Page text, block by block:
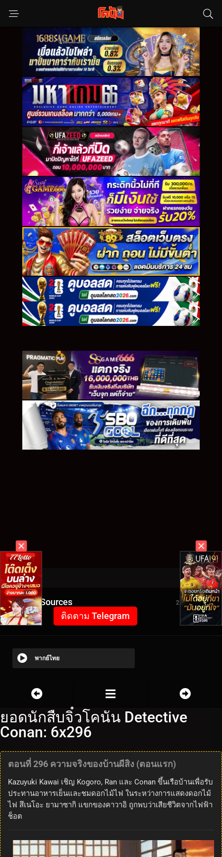
Video Sources 2272 Views
ติดตาม Telegram
พากย์ไทย
ยอดนักสืบจิ๋วโคนัน Detective
Conan: 6x296
ตอนที่ 296 ความจริงของบ้านผีสิง (ตอนแรก)
Kazuyuki Kawai เชิญ Kogoro, Ran และ Conan ขึ้นเรือบ้านเพื่อรับ
ประทานอาหารเย็นและชมดอกไม้ไฟ ในระหว่างการแสดงดอกไม้
ไฟ สึเนโอะ ยามาซากิ แขกของคาวาอิ ถูกพบว่าเสียชีวิตจากไฟฟ้า
ช็อต